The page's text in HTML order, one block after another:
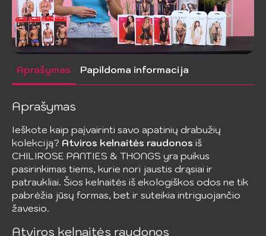
Aprašymas Papildoma informacija
Aprašymas
Ieškote kaip paįvairinti savo apatinių drabužių
kolekciją? Atviros kelnaitės raudonos iš
CHILIROSE PANTIES & THONGS yra puikus
pasirinkimas tiems, kurie nori jaustis drąsiai ir
patraukliai. Šios kelnaitės iš ekologiškos odos ne tik
pabrėžia jūsų formas, bet ir suteikia intriguojančio
žavesio.
Atviros kelnaitės raudonos